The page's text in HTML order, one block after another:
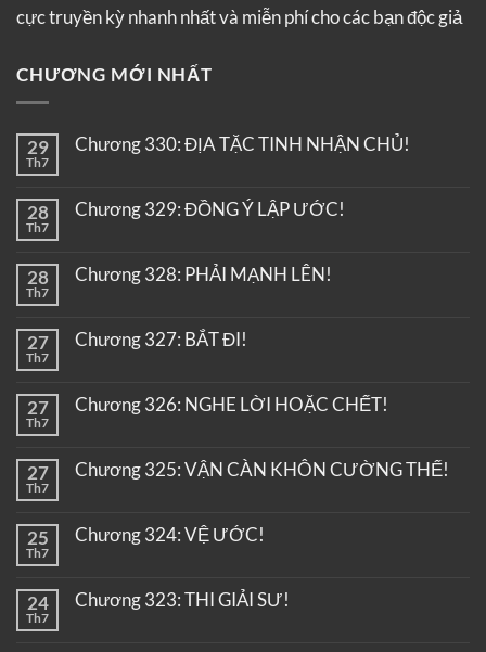
cực truyền kỳ nhanh nhất và miễn phí cho các bạn độc giả
CHƯƠNG MỚI NHẤT
29
Th7
Chương 330: ĐỊA TẶC TINH NHẬN CHỦ!
28
Th7
Chương 329: ĐỒNG Ý LẬP ƯỚC!
28
Th7
Chương 328: PHẢI MẠNH LÊN!
27
Th7
Chương 327: BẮT ĐI!
27
Th7
Chương 326: NGHE LỜI HOẶC CHẾT!
27
Th7
Chương 325: VẬN CÀN KHÔN CƯỜNG THẾ!
25
Th7
Chương 324: VỆ ƯỚC!
24
Th7
Chương 323: THI GIẢI SƯ!